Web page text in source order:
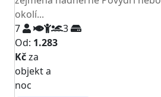
okolí...
7
3
Od: 1.283
Kčza
objekt a
noc